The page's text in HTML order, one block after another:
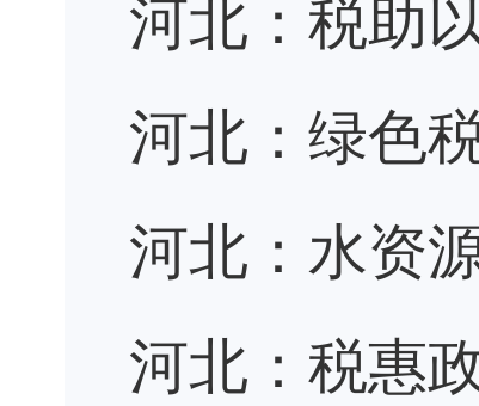
河北：绿色
河北：水资
河北：税惠